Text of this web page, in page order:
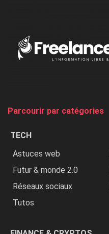
Parcourir par catégories
TECH
Astuces web
Futur & monde 2.0
Réseaux sociaux
Tutos